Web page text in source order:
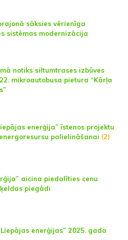
sāksies vērienīga
sistēmas modernizācija
notiks siltumtrases izbūves
mikroautobusa pietura “Kārļa
enerģija” īstenos projektu
palielināšanai (2)
aicina piedalīties cenu
piegādi
enerģijas” 2025. gada